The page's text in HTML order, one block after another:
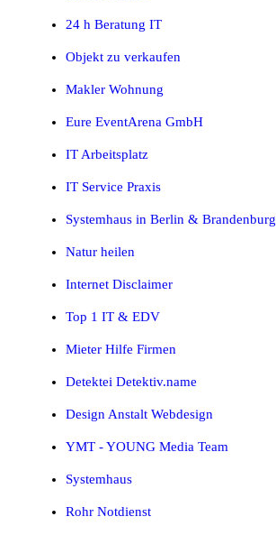
24 h Beratung IT
Objekt zu verkaufen
Makler Wohnung
Eure EventArena GmbH
IT Arbeitsplatz
IT Service Praxis
Systemhaus in Berlin & Brandenburg
Natur heilen
Internet Disclaimer
Top 1 IT & EDV
Mieter Hilfe Firmen
Detektei Detektiv.name
Design Anstalt Webdesign
YMT - YOUNG Media Team
Systemhaus
Rohr Notdienst